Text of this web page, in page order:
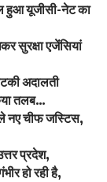
हुआ यूजीसी-नेट का
सुरक्षा एजेंसियां
अदालती
तलब…
नए चीफ जस्टिस,
प्रदेश,
हो रही है,